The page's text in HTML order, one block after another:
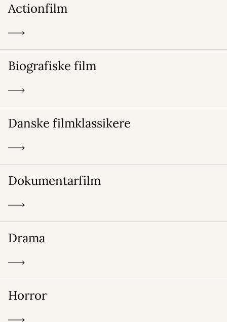
Actionfilm
Biografiske film
Danske filmklassikere
Dokumentarfilm
Drama
Horror